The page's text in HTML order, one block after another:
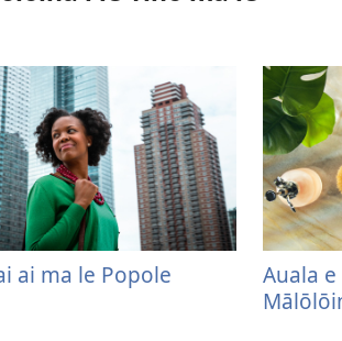
ai ma le Popole
Auala